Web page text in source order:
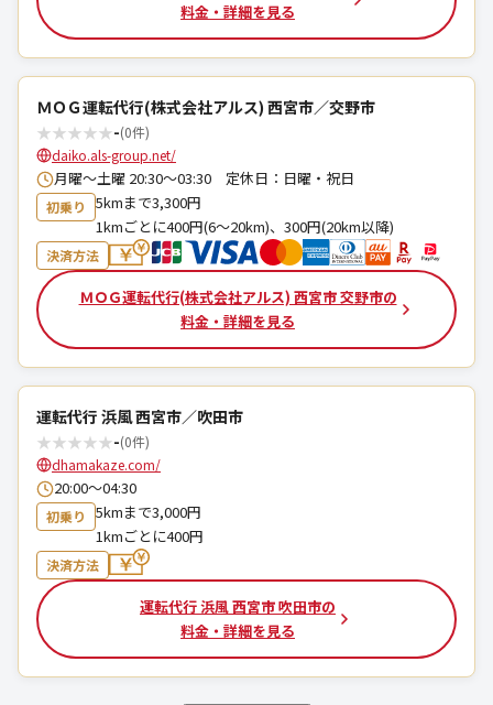
料金・詳細を見る
ＭＯＧ運転代行(株式会社アルス) 西宮市／交野市
★★★★★-(0件)
daiko.als-group.net/
月曜〜土曜 20:30～03:30 定休日：日曜・祝日
初乗り
5kmまで3,300円
1kmごとに400円(6～20km)、300円(20km以降)
決済方法
ＭＯＧ運転代行(株式会社アルス) 西宮市 交野市の
料金・詳細を見る
運転代行 浜風 西宮市／吹田市
★★★★★-(0件)
dhamakaze.com/
20:00～04:30
初乗り
5kmまで3,000円
1kmごとに400円
決済方法
運転代行 浜風 西宮市 吹田市の
料金・詳細を見る